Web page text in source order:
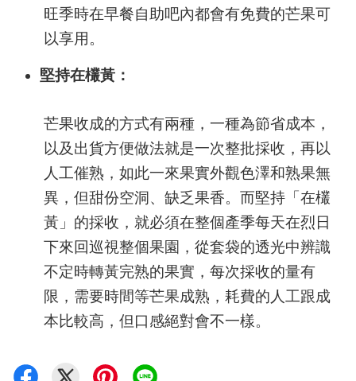
旺季時在早餐自助吧內都會有免費的芒果可
以享用。
堅持在欉黃：
芒果收成的方式有兩種，一種為節省成本，
以及出貨方便做法就是一次整批採收，再以
人工催熟，如此一來果實外觀色澤和熟果無
異，但甜份空洞、缺乏果香。而堅持「在欉
黃」的採收，就必須在整個產季每天在烈日
下來回巡視整個果園，從套袋的透光中辨識
不定時轉黃完熟的果實，每次採收的量有
限，需要時間等芒果成熟，耗費的人工跟成
本比較高，但口感絕對會不一樣。